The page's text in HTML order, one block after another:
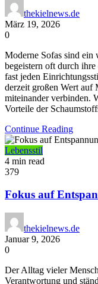
thekielnews.de
März 19, 2026
0
Moderne Sofas sind ein
begeistern oft durch
fast jeden
derzeit großen Wert
miteinander verbinden.
Vorteile der
Continue Reading
Lebensstil
4 min read
379
Fokus auf
thekielnews.de
Januar 9, 2026
0
Der Alltag vieler
Verantwortung und